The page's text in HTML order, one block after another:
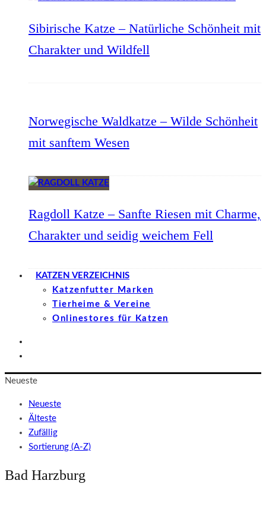
Sibirische Katze – Natürliche Schönheit mit
Charakter und Wildfell
Norwegische Waldkatze – Wilde Schönheit
mit sanftem Wesen
Ragdoll Katze – Sanfte Riesen mit Charme,
Charakter und seidig weichem Fell
KATZEN VERZEICHNIS
Katzenfutter Marken
Tierheime & Vereine
Onlinestores für Katzen
Neueste
Neueste
Älteste
Zufällig
Sortierung (A-Z)
Bad Harzburg